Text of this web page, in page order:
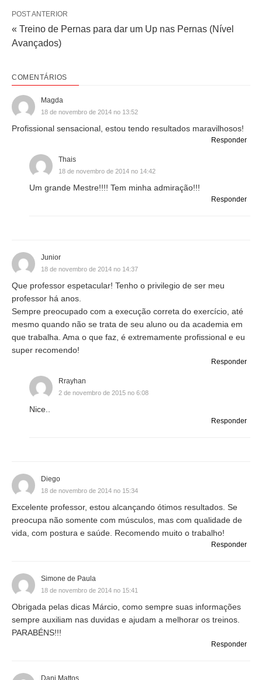
POST ANTERIOR
« Treino de Pernas para dar um Up nas Pernas (Nível
Avançados)
COMENTÁRIOS
Magda
18 de novembro de 2014 no 13:52
Profissional sensacional, estou tendo resultados maravilhosos!
Responder
Thais
18 de novembro de 2014 no 14:42
Um grande Mestre!!!! Tem minha admiração!!!
Responder
Junior
18 de novembro de 2014 no 14:37
Que professor espetacular! Tenho o privilegio de ser meu
professor há anos.
Sempre preocupado com a execução correta do exercício, até
mesmo quando não se trata de seu aluno ou da academia em
que trabalha. Ama o que faz, é extremamente profissional e eu
super recomendo!
Responder
Rrayhan
2 de novembro de 2015 no 6:08
Nice..
Responder
Diego
18 de novembro de 2014 no 15:34
Excelente professor, estou alcançando ótimos resultados. Se
preocupa não somente com músculos, mas com qualidade de
vida, com postura e saúde. Recomendo muito o trabalho!
Responder
Simone de Paula
18 de novembro de 2014 no 15:41
Obrigada pelas dicas Márcio, como sempre suas informações
sempre auxiliam nas duvidas e ajudam a melhorar os treinos.
PARABÉNS!!!
Responder